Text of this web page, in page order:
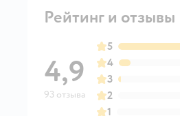
Рейтинг и отзывы
4,9
93 отзыва
5
4
3
2
1